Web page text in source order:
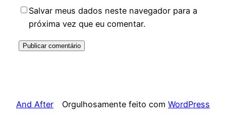
Salvar meus dados neste navegador para a
próxima vez que eu comentar.
And After Orgulhosamente feito com WordPress